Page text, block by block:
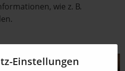
wie z. B.
Einstellungen